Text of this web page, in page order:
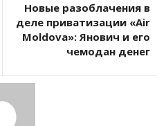
Новые разоблачения в
деле приватизации «Air
Moldova»: Янович и его
чемодан денег